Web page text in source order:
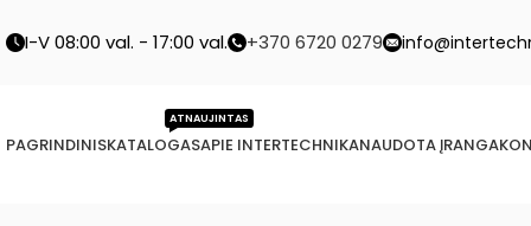
I-V 08:00 val. - 17:00 val. +370 6720 0279
PAGRINDINISKATALOGAS
ATNAUJINTAS
APIE INTERTECHNIKANAUDOTA ĮRANGA